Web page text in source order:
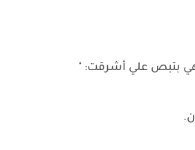
بتبص علي أشرقت: "